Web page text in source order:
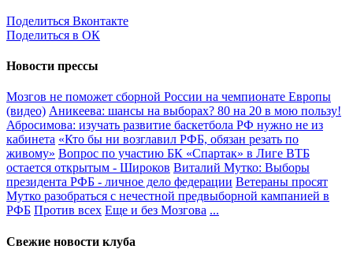
Поделиться Вконтакте
Поделиться в ОК
Новости прессы
Мозгов не поможет сборной России на чемпионате Европы
(видео) Аникеева: шансы на выборах? 80 на 20 в мою пользу!
Абросимова: изучать развитие баскетбола РФ нужно не из
кабинета «Кто бы ни возглавил РФБ, обязан резать по
живому» Вопрос по участию БК «Спартак» в Лиге ВТБ
остается открытым - Широков Виталий Мутко: Выборы
президента РФБ - личное дело федерации Ветераны просят
Мутко разобраться с нечестной предвыборной кампанией в
РФБ Против всех Еще и без Мозгова ...
Свежие новости клуба